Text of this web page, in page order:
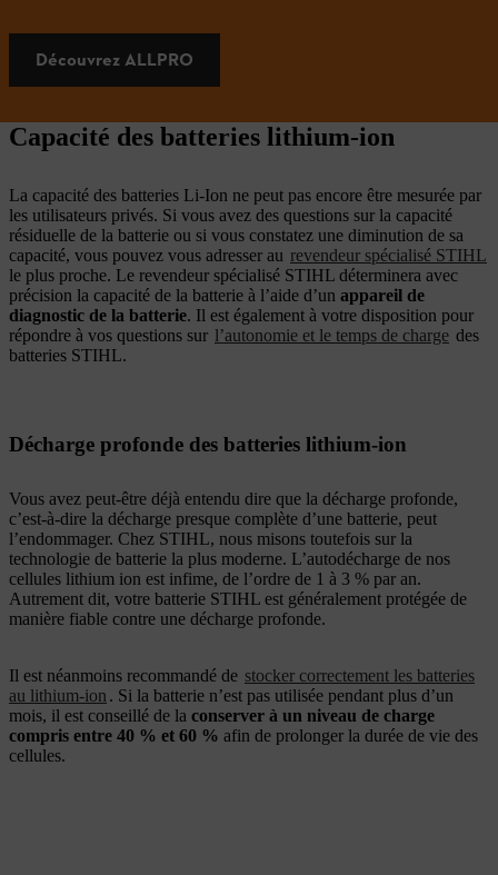
Découvrez ALLPRO
Capacité des batteries lithium-ion
La capacité des batteries Li-Ion ne peut pas encore être mesurée par
les utilisateurs privés. Si vous avez des questions sur la capacité
résiduelle de la batterie ou si vous constatez une diminution de sa
capacité, vous pouvez vous adresser au revendeur spécialisé STIHL
le plus proche. Le revendeur spécialisé STIHL déterminera avec
précision la capacité de la batterie à l’aide d’un appareil de
diagnostic de la batterie. Il est également à votre disposition pour
répondre à vos questions sur l’autonomie et le temps de charge des
batteries STIHL.
Décharge profonde des batteries lithium-ion
Vous avez peut-être déjà entendu dire que la décharge profonde,
c’est-à-dire la décharge presque complète d’une batterie, peut
l’endommager. Chez STIHL, nous misons toutefois sur la
technologie de batterie la plus moderne. L’autodécharge de nos
cellules lithium ion est infime, de l’ordre de 1 à 3 % par an.
Autrement dit, votre batterie STIHL est généralement protégée de
manière fiable contre une décharge profonde.
Il est néanmoins recommandé de stocker correctement les batteries
au lithium-ion . Si la batterie n’est pas utilisée pendant plus d’un
mois, il est conseillé de la conserver à un niveau de charge
compris entre 40 % et 60 % afin de prolonger la durée de vie des
cellules.